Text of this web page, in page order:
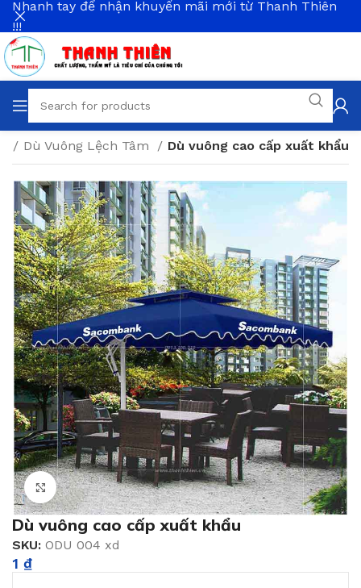
Dù Vuông Lệch Tâm Dù vuông cao cấp xuất khẩu
Click to enlarge
Dù vuông cao cấp xuất khẩu
SKU: ODU 004 xd
1 ₫
Nhanh tay để nhận khuyến mãi mới từ Thanh Thiên
!!!